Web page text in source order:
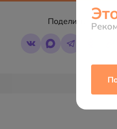
Поделиться